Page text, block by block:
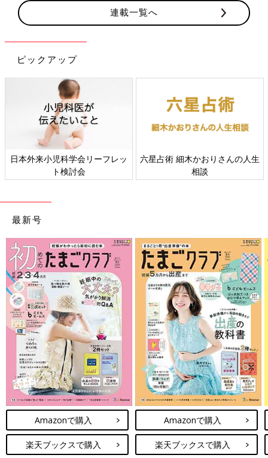
レクトに子どもに影響します。
んでください。
それが、ウィズコロナの育児でいちばん大切なことだと思いま
お話・監修／高橋孝雄先生
聞き手／東裕美、ひよこクラブ編集部
ウィズコロナの生活は始まったばかり。不安や心配を感じずに過
ごすことは難しいかもしれませんが、子どもの生きる力を信じま
しょう。そして、親子ともに笑顔で過ごせる時間を作ることが大
2020年6月25日に発売された高橋先生の著書
連載一覧へ
ピックアップ
日本外来小児科学会リーフレッ
ト検討会
六星占術 細木かおりさんの人生
相談
最新号
Amazonで購入
楽天ブックスで購入
Amazonで購入
楽天ブックスで購入